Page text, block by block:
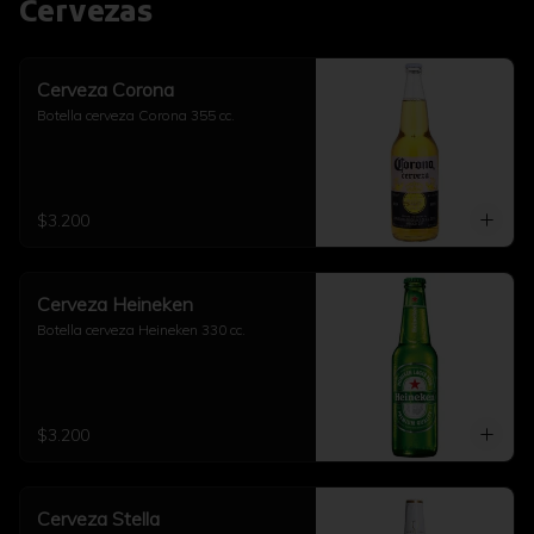
Cervezas
Cerveza Corona
Botella cerveza Corona 355 cc.
$3.200
Cerveza Heineken
Botella cerveza Heineken 330 cc.
$3.200
Cerveza Stella